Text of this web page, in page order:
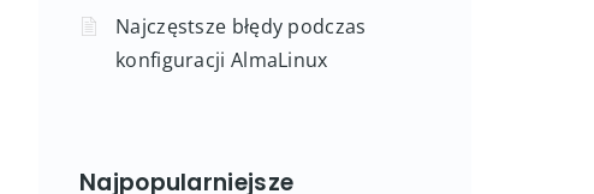
Najczęstsze błędy podczas
konfiguracji AlmaLinux
Najpopularniejsze